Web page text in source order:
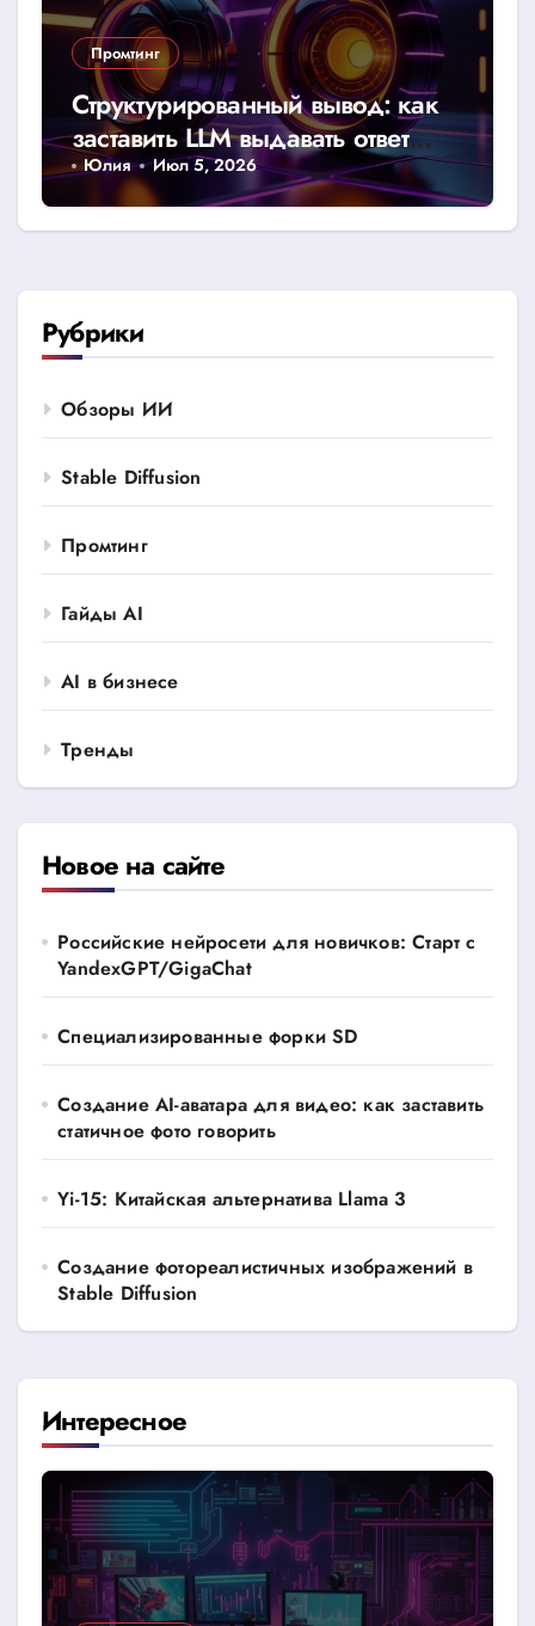
Промтинг
Структурированный вывод: как
заставить LLM выдавать ответ
строго в JSON или CSV
Юлия Июл 5, 2026
Рубрики
Обзоры ИИ
Stable Diffusion
Промтинг
Гайды AI
AI в бизнесе
Тренды
Новое на сайте
Российские нейросети для новичков: Старт с
YandexGPT/GigaChat
Специализированные форки SD
Создание AI-аватара для видео: как заставить
статичное фото говорить
Yi-15: Китайская альтернатива Llama 3
Создание фотореалистичных изображений в
Stable Diffusion
Интересное